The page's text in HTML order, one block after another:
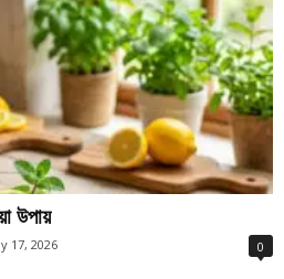
উপায়
17, 2026 0